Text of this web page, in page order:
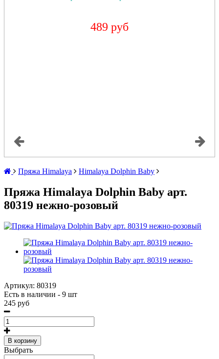
489 руб
Пряжа Himalaya Himalaya Dolphin Baby
Пряжа Himalaya Dolphin Baby арт.
80319 нежно-розовый
Артикул: 80319
Есть в наличии - 9 шт
245 руб
В корзину
Выбрать